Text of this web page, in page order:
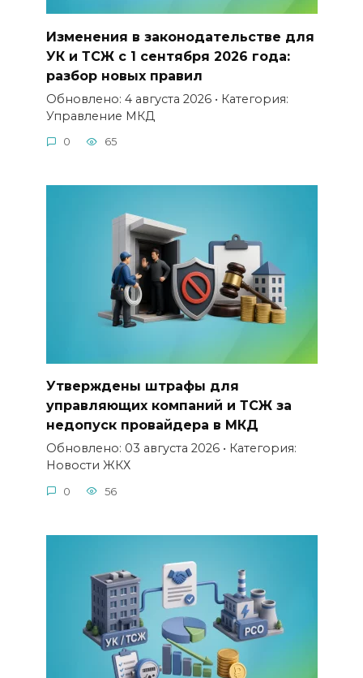
Изменения в законодательстве для
УК и ТСЖ с 1 сентября 2026 года:
разбор новых правил
Обновлено: 4 августа 2026 • Категория:
Управление МКД
0 65
Утверждены штрафы для
управляющих компаний и ТСЖ за
недопуск провайдера в МКД
Обновлено: 03 августа 2026 • Категория:
Новости ЖКХ
0 56